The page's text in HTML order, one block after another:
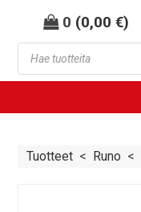
0 (0,00€)
Tuotteet < Runo <